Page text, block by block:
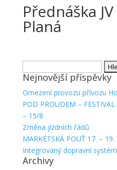
Přednáška
Planá
Nejnovější příspěvky
Omezení provozu přívozu
POD PROUDEM –
– 15/8
Změna jízdních řádů
MARKÉTSKÁ POUŤ 17. – 19.
Integrovaný dopravní
Archivy